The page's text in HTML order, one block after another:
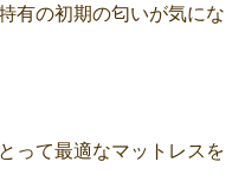
有の初期の匂いが気にな
って最適なマットレスを